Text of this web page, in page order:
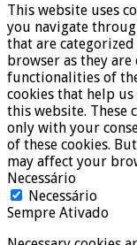
This website uses
you navigate
that are
browser as they
functionalities of
cookies that help
this website. These
only with your
of these cookies.
may affect your
Necessário
Necessário
Sempre Ativado